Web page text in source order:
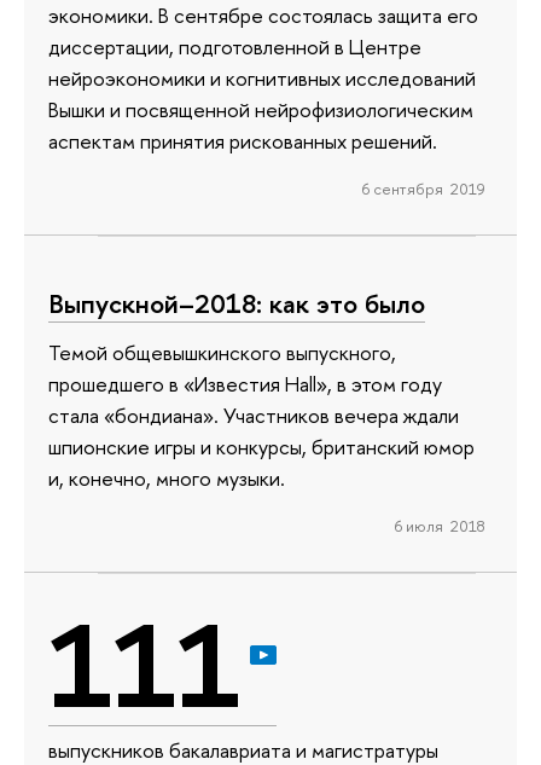
экономики. В сентябре состоялась защита его
диссертации, подготовленной в Центре
нейроэкономики и когнитивных исследований
Вышки и посвященной нейрофизиологическим
аспектам принятия рискованных решений.
6 сентября 2019
Выпускной–2018: как это было
Темой общевышкинского выпускного,
прошедшего в «Известия Hall», в этом году
стала «бондиана». Участников вечера ждали
шпионские игры и конкурсы, британский юмор
и, конечно, много музыки.
6 июля 2018
111
выпускников бакалавриата и магистратуры